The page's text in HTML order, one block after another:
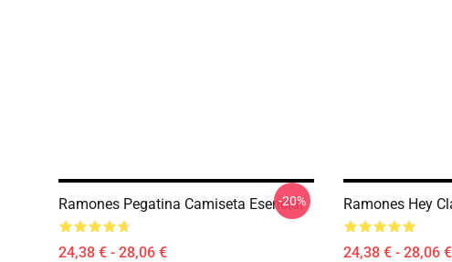
Ramones Pegatina Camiseta Esencial
24,38 € - 28,06 €
-20% Ramones Hey
24,38 € - 28,06 €